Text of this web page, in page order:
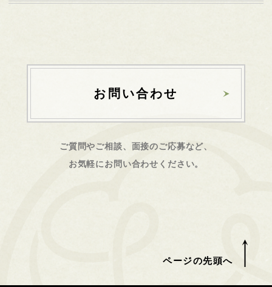
お問い合わせ
ご質問やご相談、面接のご応募など、
お気軽にお問い合わせください。
ページの先頭へ